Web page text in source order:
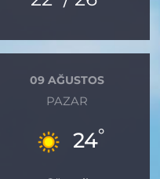
09 AĞUSTOS
PAZAR
24°